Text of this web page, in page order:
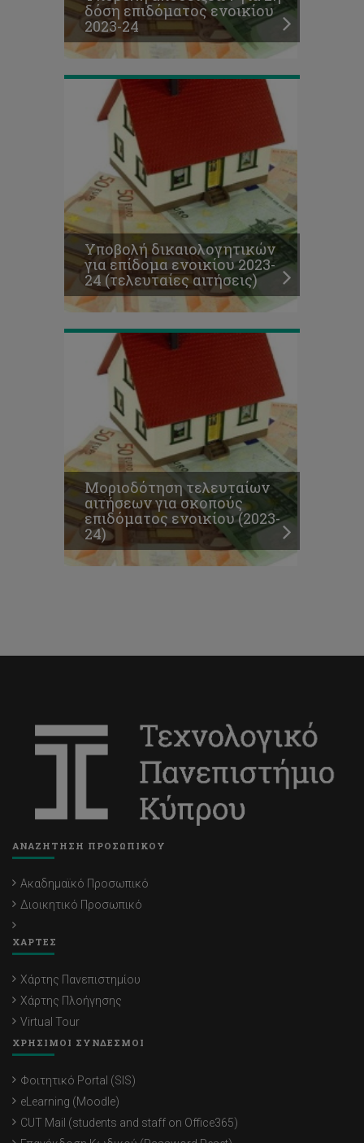
δόση επιδόματος ενοικίου
2023-24
24
(τελευταίες
αιτήσεις)
Υποβολή δικαιολογητικών
για επίδομα ενοικίου 2023-
24 (τελευταίες αιτήσεις)
Μοριοδότηση
τελευταίων
αιτήσεων
για
σκοπούς
επιδόματος
ενοικίου
(2023-
24)
Μοριοδότηση τελευταίων
αιτήσεων για σκοπούς
επιδόματος ενοικίου (2023-
24)
ΑΝΑΖΗΤΗΣΗ ΠΡΟΣΩΠΙΚΟΥ
Ακαδημαϊκό Προσωπικό
Διοικητικό Προσωπικό
ΧΑΡΤΕΣ
Χάρτης Πανεπιστημίου
Χάρτης Πλοήγησης
Virtual Tour
ΧΡΗΣΙΜΟΙ ΣΥΝΔΕΣΜΟΙ
Φοιτητικό Portal (SIS)
eLearning (Moodle)
CUT Mail (students and staff on Office365)